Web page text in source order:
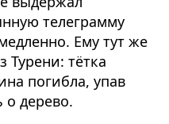
телеграмму
Ему тут же
Турени: тётка
погибла, упав
дерево.